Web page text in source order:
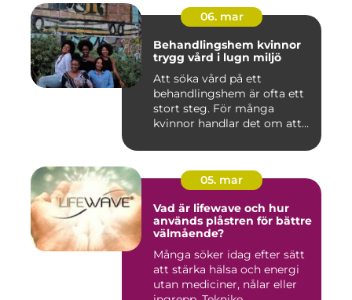
06. mar
Behandlingshem kvinnor
trygg vård i lugn miljö
Att söka vård på ett
behandlingshem är ofta ett
stort steg. För många
kvinnor handlar det om att
05. mar
Vad är lifewave och hur
används plåstren för bättre
välmående?
Många söker idag efter sätt
att stärka hälsa och energi
utan mediciner, nålar eller